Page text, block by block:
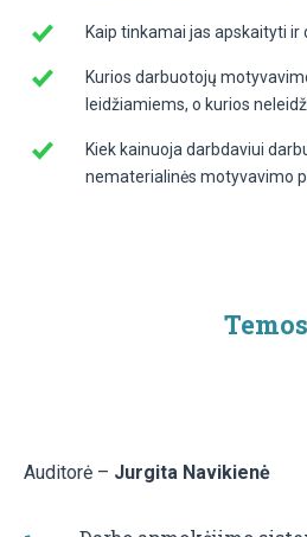
Kaip tinkamai jas apskaityti ir
Kurios darbuotojų
leidžiamiems, o kurios
Kiek kainuoja darbdaviui
nematerialinės motyvavimo
Temos
Auditorė – Jurgita Navikienė